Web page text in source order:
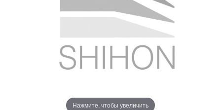
Нажмите, чтобы увеличить